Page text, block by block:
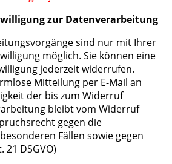
zur Datenverarbeitung
sind nur mit Ihrer
möglich. Sie können eine
jederzeit widerrufen.
Mitteilung per E-Mail an
der bis zum Widerruf
bleibt vom Widerruf
gegen die
Fällen sowie gegen
DSGVO)